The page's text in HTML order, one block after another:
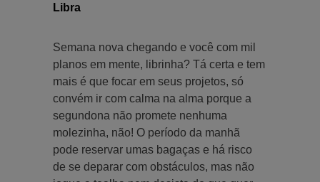
Libra
Semana nova chegando e você com mil
planos em mente, librinha? Tá certa e tem
mais é que focar em seus projetos, só
convém ir com calma na alma porque a
segundona não promete nenhuma
molezinha, não! O período da manhã
pode reservar umas bagaças e há risco
de se deparar com obstáculos, mas não